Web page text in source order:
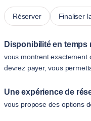
Réserver Finaliser
Disponibilité en temps
vous montrent exactement
devrez payer, vous
Une expérience de
vous propose des options